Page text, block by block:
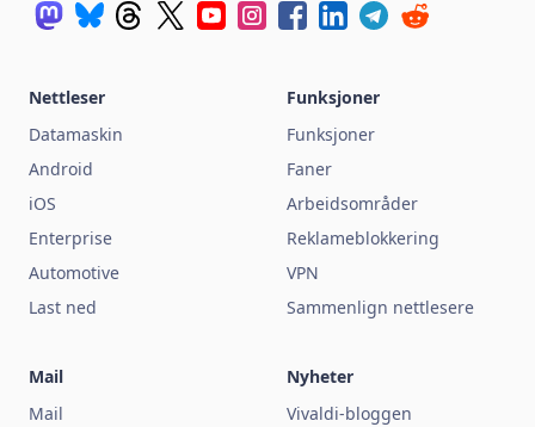
Nettleser
Datamaskin
Android
iOS
Enterprise
Automotive
Last ned
Funksjoner
Funksjoner
Faner
Arbeidsområder
Reklameblokkering
VPN
Sammenlign nettlesere
Mail
Mail
Nyheter
Vivaldi-bloggen